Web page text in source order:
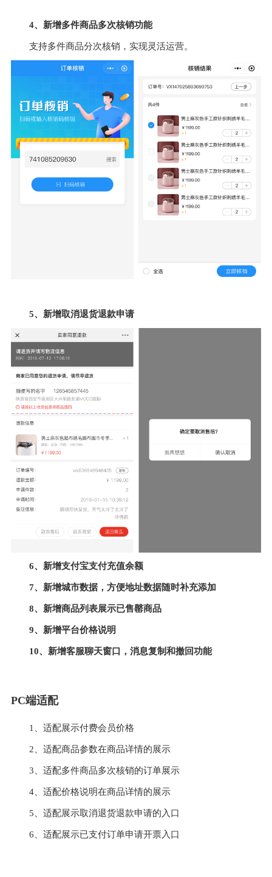
4、新增多件商品多次核销功能
支持多件商品分次核销，实现灵活运营。
5、新增取消退货退款申请
6、新增支付宝支付充值余额
7、新增城市数据，方便地址数据随时补充添加
8、新增商品列表展示已售罄商品
9、新增平台价格说明
10、新增客服聊天窗口，消息复制和撤回功能
PC端适配
1、适配展示付费会员价格
2、适配商品参数在商品详情的展示
3、适配多件商品多次核销的订单展示
4、适配价格说明在商品详情的展示
5、适配展示取消退货退款申请的入口
6、适配展示已支付订单申请开票入口